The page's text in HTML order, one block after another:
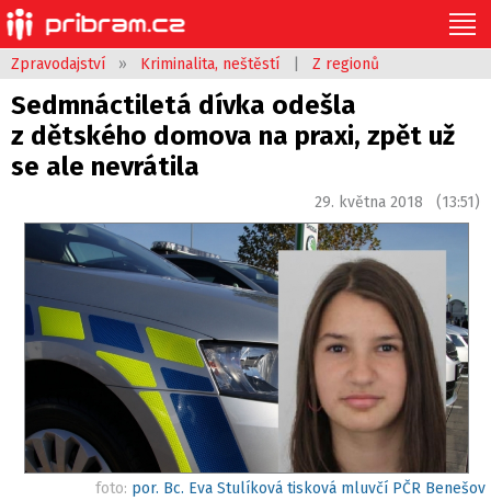
Zpravodajství » Kriminalita, neštěstí Z regionů
Sedmnáctiletá dívka odešla
z dětského domova na praxi, zpět už
se ale nevrátila
29. května 2018 (13:51)
foto: por. Bc. Eva Stulíková tisková mluvčí PČR Benešov